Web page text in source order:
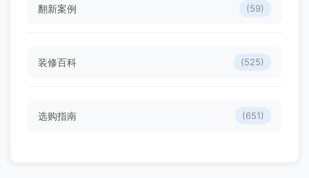
翻新案例 (59)
装修百科 (525)
选购指南 (651)